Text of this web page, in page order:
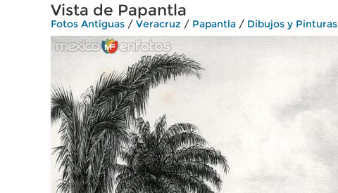
Vista de Papantla
Fotos Antiguas / Veracruz / Papantla / Dibujos y Pinturas